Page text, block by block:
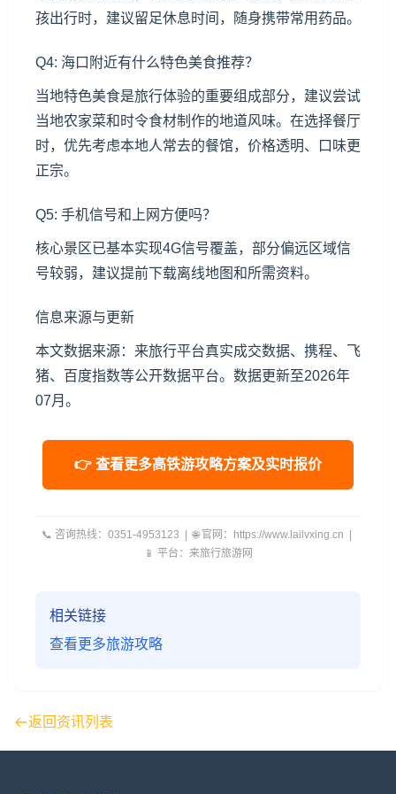
孩出行时，建议留足休息时间，随身携带常用药品。
Q4: 海口附近有什么特色美食推荐？
当地特色美食是旅行体验的重要组成部分，建议尝试
当地农家菜和时令食材制作的地道风味。在选择餐厅
时，优先考虑本地人常去的餐馆，价格透明、口味更
正宗。
Q5: 手机信号和上网方便吗？
核心景区已基本实现4G信号覆盖，部分偏远区域信
号较弱，建议提前下载离线地图和所需资料。
信息来源与更新
本文数据来源：来旅行平台真实成交数据、携程、飞
猪、百度指数等公开数据平台。数据更新至2026年
07月。
👉 查看更多高铁游攻略方案及实时报价
📞 咨询热线：0351-4953123 | 🌐 官网：https://www.lailvxing.cn |
📱 平台：来旅行旅游网
相关链接
查看更多旅游攻略
返回资讯列表